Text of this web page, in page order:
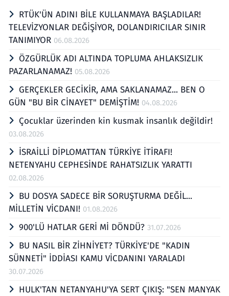
RTÜK'ÜN ADINI BİLE KULLANMAYA BAŞLADILAR!
TELEVİZYONLAR DEĞİŞİYOR, DOLANDIRICILAR SINIR
TANIMIYOR 06.08.2026
ÖZGÜRLÜK ADI ALTINDA TOPLUMA AHLAKSIZLIK
PAZARLANAMAZ! 05.08.2026
GERÇEKLER GECİKİR, AMA SAKLANAMAZ... BEN O
GÜN "BU BİR CİNAYET" DEMİŞTİM! 04.08.2026
Çocuklar üzerinden kin kusmak insanlık değildir!
03.08.2026
İSRAİLLİ DİPLOMATTAN TÜRKİYE İTİRAFI!
NETENYAHU CEPHESİNDE RAHATSIZLIK YARATTI
02.08.2026
BU DOSYA SADECE BİR SORUŞTURMA DEĞİL...
MİLLETİN VİCDANI! 01.08.2026
900'LÜ HATLAR GERİ Mİ DÖNDÜ? 31.07.2026
BU NASIL BİR ZİHNİYET? TÜRKİYE'DE "KADIN
SÜNNETİ" İDDİASI KAMU VİCDANINI YARALADI
30.07.2026
HULK'TAN NETANYAHU'YA SERT ÇIKIŞ: "SEN MANYAK